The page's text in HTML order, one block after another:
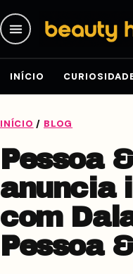
INÍCIO
INÍCIO / BLOG
Pessoa
anuncia
com
Pessoa